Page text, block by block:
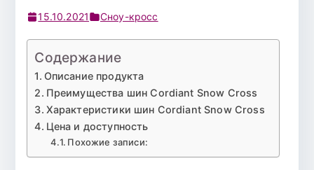
15.10.2021 Сноу-кросс
Содержание
Описание продукта
Преимущества шин Cordiant Snow Cross
Характеристики шин Cordiant Snow Cross
Цена и доступность
Похожие записи: